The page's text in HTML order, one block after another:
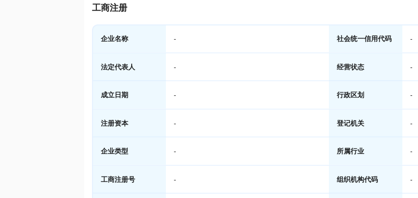
工商注册
企业名称 - 社会统一信用代码 -
法定代表人 - 经营状态 -
成立日期 - 行政区划 -
注册资本 - 登记机关 -
企业类型 - 所属行业 -
工商注册号 - 组织机构代码 -